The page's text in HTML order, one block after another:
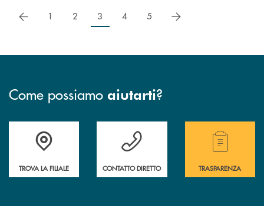
precedente
1 2 3 4 5 successivo
Come possiamo aiutarti?
Accedi all' elenco completo delle filiali della Cassa Rurale.
TROVA LA FILIALE
Hai bisogno di assistenza immediata?
CONTATTO DIRETTO
Hai bisogno di
TRASPARENZA